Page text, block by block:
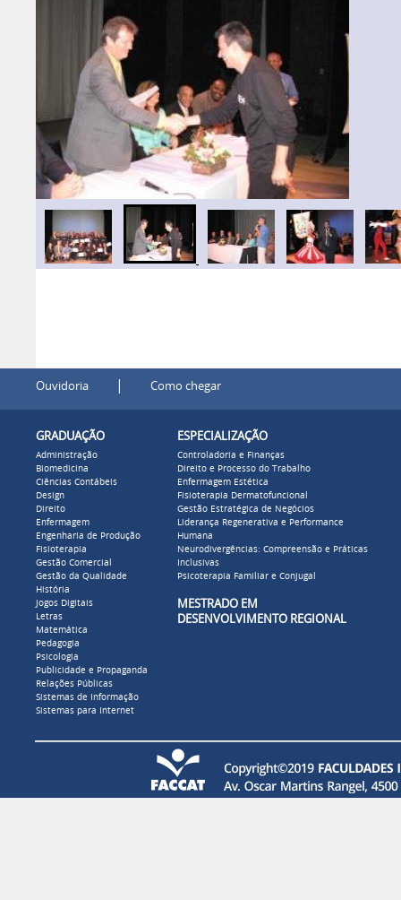
Ouvidoria | Como chegar
GRADUAÇÃO
Administração
Biomedicina
Ciências Contábeis
Design
Direito
Enfermagem
Engenharia de Produção
Fisioterapia
Gestão Comercial
Gestão da Qualidade
História
Jogos Digitais
Letras
Matemática
Pedagogia
Psicologia
Publicidade e Propaganda
Relações Públicas
Sistemas de Informação
Sistemas para Internet
ESPECIALIZAÇÃO
Controladoria e Finanças
Direito e Processo do Trabalho
Enfermagem Estética
Fisioterapia Dermatofuncional
Gestão Estratégica de Negócios
Liderança Regenerativa e Performance
Humana
Neurodivergências: Compreensão e Práticas
Inclusivas
Psicoterapia Familiar e Conjugal
MESTRADO EM
DESENVOLVIMENTO REGIONAL